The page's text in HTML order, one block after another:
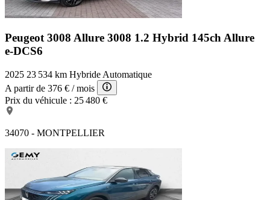
Peugeot 3008 Allure 3008 1.2 Hybrid 145ch Allure
e-DCS6
2025 23 534 km Hybride Automatique
A partir de 376 € / mois
Prix du véhicule : 25 480 €
34070 - MONTPELLIER